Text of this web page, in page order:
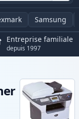
Samsung
Entreprise familiale
depuis 1997